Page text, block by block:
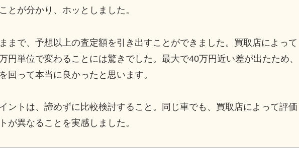
とが分かり、ホッとしました。
まで、予想以上の査定額を引き出すことができました。買取店によって
円単位で変わることには驚きでした。最大で40万円近い差が出たため、
回って本当に良かったと思います。
ントは、諦めずに比較検討すること。同じ車でも、買取店によって評価
が異なることを実感しました。